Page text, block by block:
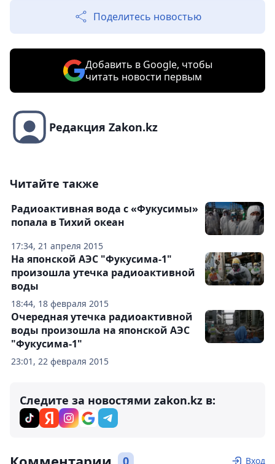
Поделитесь новостью
Добавить в Google, чтобы
читать новости первым
Редакция Zakon.kz
Читайте также
17:34, 21 апреля 2015
Радиоактивная вода с «Фукусимы»
попала в Тихий океан
18:44, 18 февраля 2015
На японской АЭС "Фукусима-1"
произошла утечка радиоактивной
воды
23:01, 22 февраля 2015
Очередная утечка радиоактивной
воды произошла на японской АЭС
"Фукусима-1"
Следите за новостями zakon.kz в:
0 Вход